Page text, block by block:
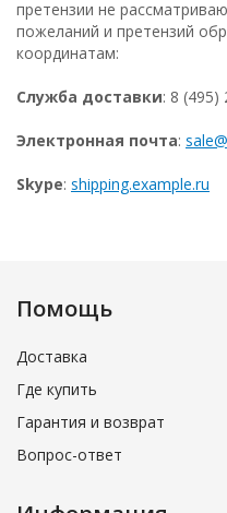
претензии не
пожеланий и претензий
координатам:
Служба доставки: 8 (495)
Электронная почта:
Skype: shipping.example.ru
Помощь
Доставка
Где купить
Гарантия и возврат
Вопрос-ответ